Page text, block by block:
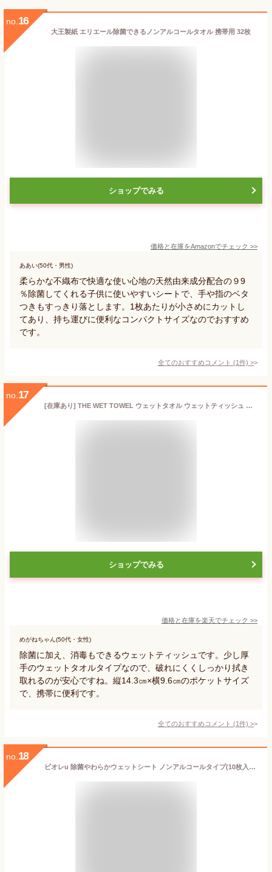
no. 16
大王製紙 エリエール除菌できるノンアルコールタオル 携帯用 32枚
ショップでみる
価格と在庫をAmazonでチェック >>
ああい(50代・男性)
柔らかな不織布で快適な使い心地の天然由来成分配合の９9
％除菌してくれる子供に使いやすいシートで、手や指のベタ
つきもすっきり落とします。1枚あたりが小さめにカットし
てあり、持ち運びに便利なコンパクトサイズなのでおすすめ
です。
全てのおすすめコメント (1件) >
no. 17
[在庫あり] THE WET TOWEL ウェットタオル ウェットティッシュ ポケットタイプ 14枚入り×3袋 日本製
ショップでみる
価格と在庫を楽天でチェック >>
めがねちゃん(50代・女性)
除菌に加え、消毒もできるウェットティッシュです。少し厚
手のウェットタオルタイプなので、破れにくくしっかり拭き
取れるのが安心ですね。縦14.3㎝×横9.6㎝のポケットサイズ
で、携帯に便利です。
全てのおすすめコメント (1件) >
no. 18
ビオレu 除菌やわらかウェットシート ノンアルコールタイプ(10枚入*5コセット)【ビオレU(ビオレユー)】[ウェットティッシュ]